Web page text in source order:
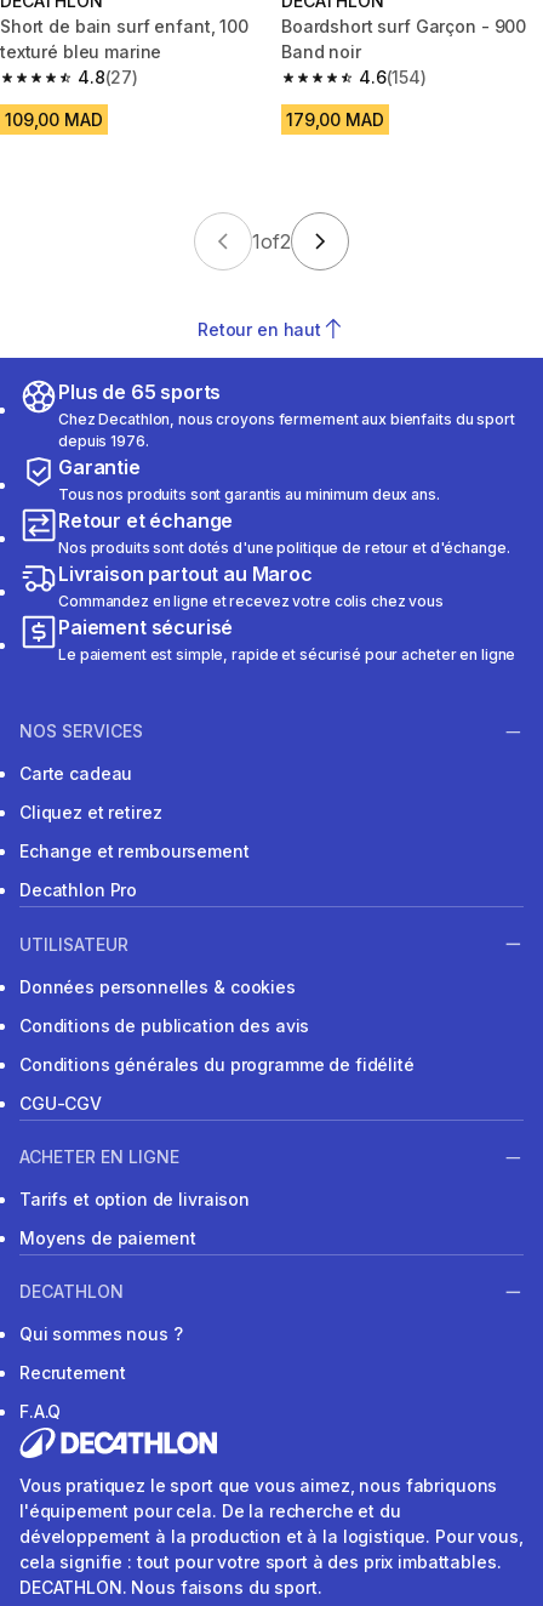
Short de bain surf enfant, 100
texturé bleu marine
4.8
4.8 out of 5 stars from 27 reviews
(27)
109,00 MAD
Boardshort surf Garçon - 900
Band noir
4.6
4.6 out of 5 stars from 154
(154)
179,00 MAD
1of2
Retour en haut
Plus de 65 sports
Chez Decathlon, nous croyons fermement aux bienfaits du sport
depuis 1976.
Garantie
Tous nos produits sont garantis au minimum deux ans.
Retour et échange
Nos produits sont dotés d'une politique de retour et d'échange.
Livraison partout au Maroc
Commandez en ligne et recevez votre colis chez vous
Paiement sécurisé
Le paiement est simple, rapide et sécurisé pour acheter en ligne
NOS SERVICES
Carte cadeau
Cliquez et retirez
Echange et remboursement
Decathlon Pro
UTILISATEUR
Données personnelles & cookies
Conditions de publication des avis
Conditions générales du programme de fidélité
CGU-CGV
ACHETER EN LIGNE
Tarifs et option de livraison
Moyens de paiement
DECATHLON
Qui sommes nous ?
Recrutement
F.A.Q
Vous pratiquez le sport que vous aimez, nous fabriquons
l'équipement pour cela. De la recherche et du
développement à la production et à la logistique. Pour vous,
cela signifie : tout pour votre sport à des prix imbattables.
DECATHLON. Nous faisons du sport.